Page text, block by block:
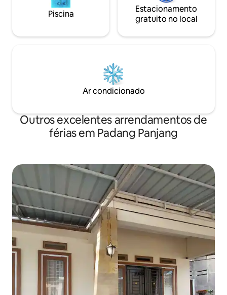
Piscina
Estacionamento
gratuito no local
Ar condicionado
Outros excelentes arrendamentos de
férias em Padang Panjang